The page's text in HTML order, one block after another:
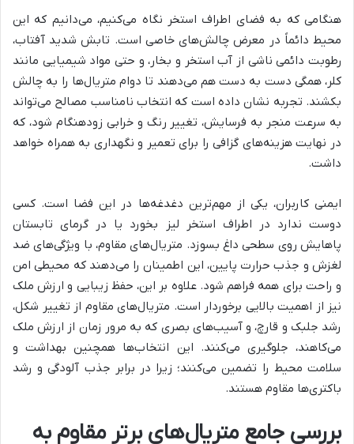
هنگامی که به فضای اطراف استخر نگاه می‌کنیم، می‌دانیم که این
محیط دائماً در معرض چالش‌های خاصی است. تابش شدید آفتاب،
رطوبت دائمی ناشی از آب استخر و بخار، و حتی مواد شیمیایی مانند
کلر، همگی دست به دست هم می‌دهند تا دوام متریال‌ها را به چالش
بکشند. تجربه نشان داده است که انتخاب نامناسب مصالح می‌تواند
به سرعت منجر به فرسایش، تغییر رنگ و خرابی زودهنگام شود، که
در نهایت هزینه‌های گزافی را برای تعمیر و نگهداری به همراه خواهد
داشت.
ایمنی کاربران، یکی از مهم‌ترین دغدغه‌ها در این فضا است. کسی
دوست ندارد در اطراف استخر لیز بخورد یا در گرمای تابستان
پاهایش روی سطحی داغ بسوزد. متریال‌های مقاوم، با ویژگی‌های ضد
لغزش و جذب حرارت پایین، این اطمینان را می‌دهند که محیطی امن
و راحت برای همه فراهم شود. علاوه بر این، حفظ زیبایی و ارزش ملک
نیز از اهمیت بالایی برخوردار است. متریال‌های مقاوم از تغییر شکل،
رشد جلبک و قارچ، و آسیب‌های بصری که به مرور زمان از ارزش ملک
می‌کاهند، جلوگیری می‌کنند. این انتخاب‌ها همچنین بهداشت و
سلامت محیط را تضمین می‌کنند؛ زیرا در برابر جذب آلودگی و رشد
باکتری‌ها مقاوم هستند.
بررسی جامع متریال‌های برتر مقاوم به